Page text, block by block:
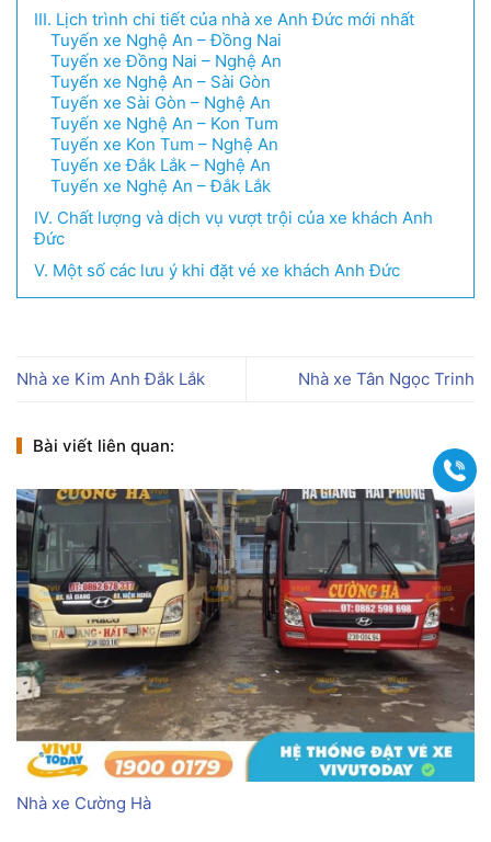
III. Lịch trình chi tiết của nhà xe Anh Đức mới nhất
Tuyến xe Nghệ An – Đồng Nai
Tuyến xe Đồng Nai – Nghệ An
Tuyến xe Nghệ An – Sài Gòn
Tuyến xe Sài Gòn – Nghệ An
Tuyến xe Nghệ An – Kon Tum
Tuyến xe Kon Tum – Nghệ An
Tuyến xe Đắk Lắk – Nghệ An
Tuyến xe Nghệ An – Đắk Lắk
IV. Chất lượng và dịch vụ vượt trội của xe khách Anh
Đức
V. Một số các lưu ý khi đặt vé xe khách Anh Đức
Nhà xe Kim Anh Đắk Lắk Nhà xe Tân Ngọc Trinh
Bài viết liên quan:
Nhà xe Cường Hà